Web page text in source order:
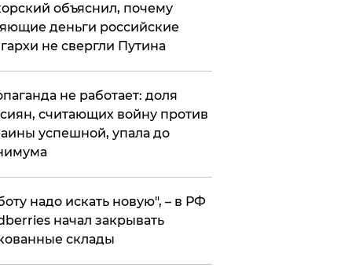
объяснил, почему
деньги российские
не свергли Путина
не работает: доля
считающих войну против
успешной, упала до
надо искать новую", – в РФ
начал закрывать
склады